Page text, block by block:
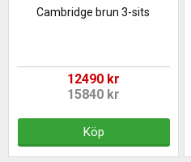
Cambridge brun 3-sits
12490 kr
15840 kr
Köp